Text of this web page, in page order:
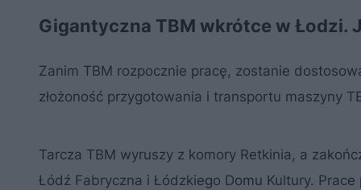
Gigantyczna TBM wkrótce w Łodzi.
Zanim TBM rozpocznie pracę, zostanie
złożoność przygotowania i transportu maszyny
Tarcza TBM wyruszy z komory Retkinia, a
Łódź Fabryczna i Łódzkiego Domu Kultury.